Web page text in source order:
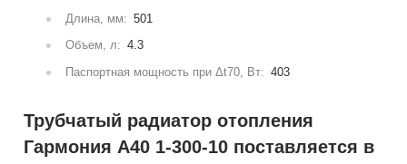
Длина, мм: 501
Объем, л: 4.3
Паспортная мощность при Δt70, Вт: 403
Трубчатый радиатор отопления
Гармония А40 1-300-10 поставляется в